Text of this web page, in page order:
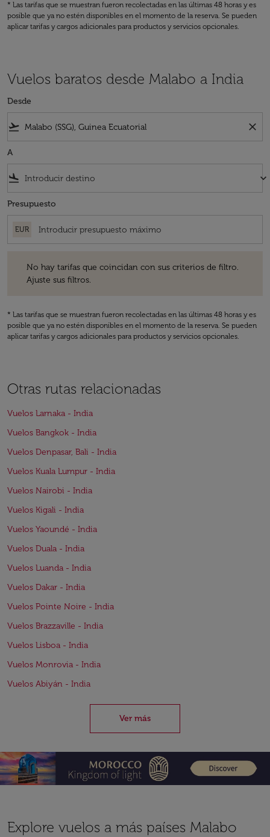
* Las tarifas que se muestran fueron recolectadas en las últimas 48 horas y es
posible que ya no estén disponibles en el momento de la reserva. Se pueden
aplicar tarifas y cargos adicionales para productos y servicios opcionales.
Vuelos baratos desde Malabo a India
Desde
flight_takeoff close
A
flight_land keyboard_arrow_down
Presupuesto
EUR
No hay tarifas que coincidan con sus criterios de filtro.
Ajuste sus filtros.
* Las tarifas que se muestran fueron recolectadas en las últimas 48 horas y es
posible que ya no estén disponibles en el momento de la reserva. Se pueden
aplicar tarifas y cargos adicionales para productos y servicios opcionales.
Otras rutas relacionadas
Vuelos Larnaka - India
Vuelos Bangkok - India
Vuelos Denpasar, Bali - India
Vuelos Kuala Lumpur - India
Vuelos Nairobi - India
Vuelos Kigali - India
Vuelos Yaoundé - India
Vuelos Duala - India
Vuelos Luanda - India
Vuelos Dakar - India
Vuelos Pointe Noire - India
Vuelos Brazzaville - India
Vuelos Lisboa - India
Vuelos Monrovia - India
Vuelos Abiyán - India
Ver más
Explore vuelos a más países Malabo